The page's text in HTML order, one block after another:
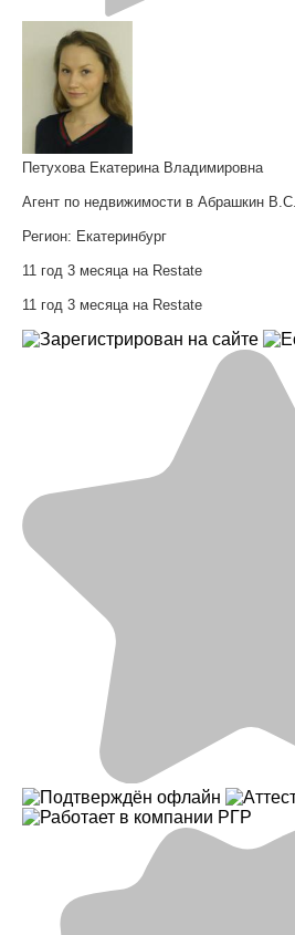
Петухова Екатерина Владимировна
Агент по недвижимости в Абрашкин
Регион: Екатеринбург
11 год 3 месяца на Restate
11 год 3 месяца на Restate